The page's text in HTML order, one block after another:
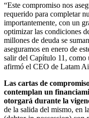
“Este compromiso nos
requerido para completar
importantemente, con un
optimizar las condiciones
millones de deuda se
aseguramos en enero de
salir del Capítulo 11, como
afirmó el CEO de Latam
Las cartas de
contemplan un
otorgará durante la
de la salida del mismo, en